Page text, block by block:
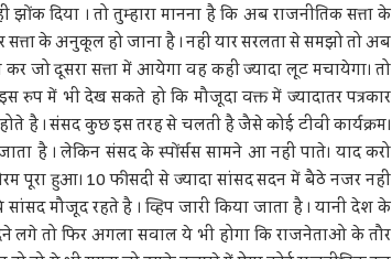
दिया । तो तुम्हारा मानना है कि अब राजनीतिक सत्ता के
के अनुकूल हो जाना है । नहीं यार सरलता से समझो तो अब
कर जो दूसरा सत्ता में आयेगा वह कहीं ज्यादा लूट मचायेगा। तो
रुप में भी देख सकते हो कि मौजूदा वक्त में ज्यादातर पत्रकार
है । संसद कुछ इस तरह से चलती है जैसे कोई टीवी कार्यक्रम।
है । लेकिन संसद के स्पोंर्सस सामने आ नहीं पाते। याद करो
पूरा हुआ। 10 फीसदी से ज्यादा सांसद सदन में बैठे नजर नहीं
मौजूद रहते है । व्हिप जारी किया जाता है । यानी देश के
लगे तो फिर अगला सवाल ये भी होगा कि राजनेताओ के तौर